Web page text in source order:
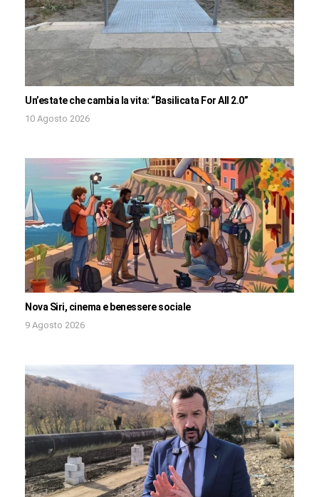
Un’estate che cambia la vita: “Basilicata For All 2.0”
10 Agosto 2026
Nova Siri, cinema e benessere sociale
9 Agosto 2026